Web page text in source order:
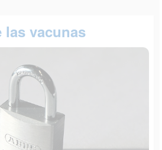
las vacunas